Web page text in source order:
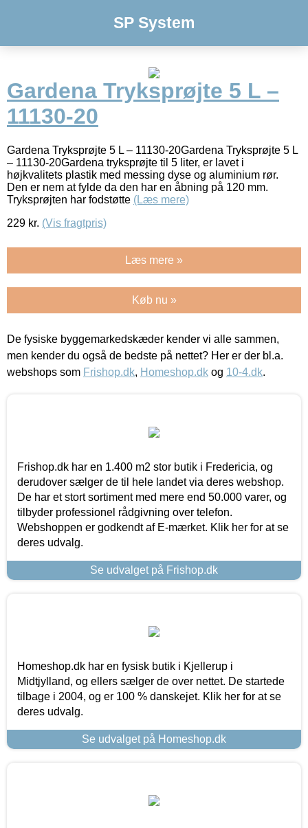
SP System
Gardena Tryksprøjte 5 L –
11130-20
Gardena Tryksprøjte 5 L – 11130-20Gardena Tryksprøjte 5 L
– 11130-20Gardena tryksprøjte til 5 liter, er lavet i
højkvalitets plastik med messing dyse og aluminium rør.
Den er nem at fylde da den har en åbning på 120 mm.
Tryksprøjten har fodstøtte (Læs mere)
229 kr. (Vis fragtpris)
Læs mere »
Køb nu »
De fysiske byggemarkedskæder kender vi alle sammen,
men kender du også de bedste på nettet? Her er der bl.a.
webshops som Frishop.dk, Homeshop.dk og 10-4.dk.
Frishop.dk har en 1.400 m2 stor butik i Fredericia, og
derudover sælger de til hele landet via deres webshop.
De har et stort sortiment med mere end 50.000 varer, og
tilbyder professionel rådgivning over telefon.
Webshoppen er godkendt af E-mærket. Klik her for at se
deres udvalg.
Se udvalget på Frishop.dk
Homeshop.dk har en fysisk butik i Kjellerup i
Midtjylland, og ellers sælger de over nettet. De startede
tilbage i 2004, og er 100 % danskejet. Klik her for at se
deres udvalg.
Se udvalget på Homeshop.dk